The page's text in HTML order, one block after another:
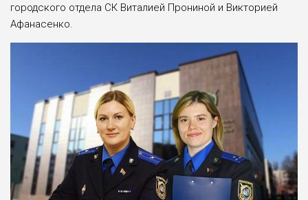
городского отдела СК Виталией Прониной и Викторией
Афанасенко.